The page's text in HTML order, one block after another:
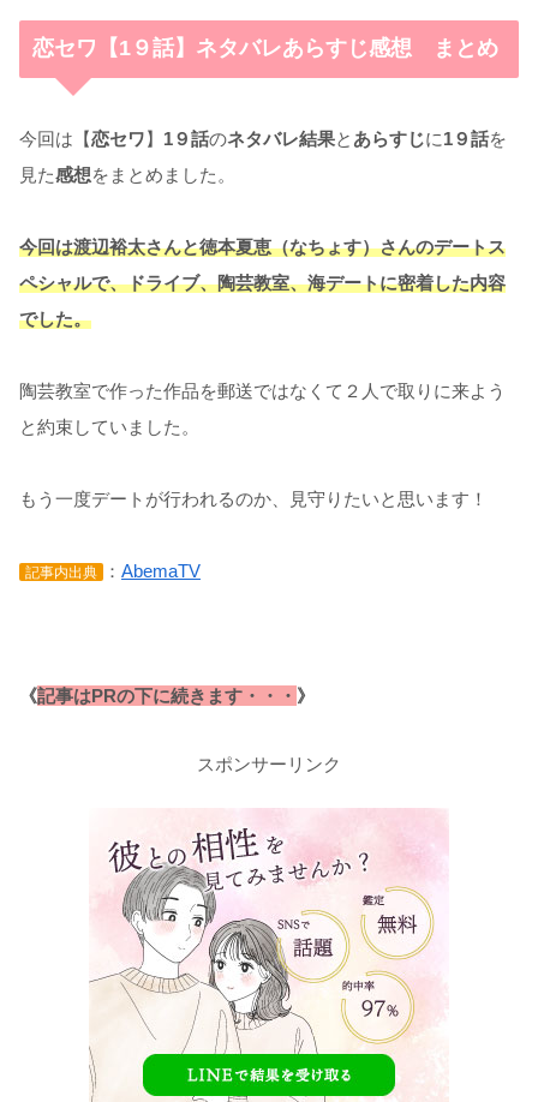
恋セワ【1９話】ネタバレあらすじ感想 まとめ
今回は【恋セワ】 1９話のネタバレ結果と あらすじに1９話を
見た感想をまとめました。
今回は渡辺裕太さんと徳本夏恵（なちょす）さんのデートス
ペシャルで、ドライブ、陶芸教室、海デートに密着した内容
でした。
陶芸教室で作った作品を郵送ではなくて２人で取りに来よう
と約束していました。
もう一度デートが行われるのか、見守りたいと思います！
記事内出典 ： AbemaTV
《記事はPRの下に続きます・・・ 》
スポンサーリンク